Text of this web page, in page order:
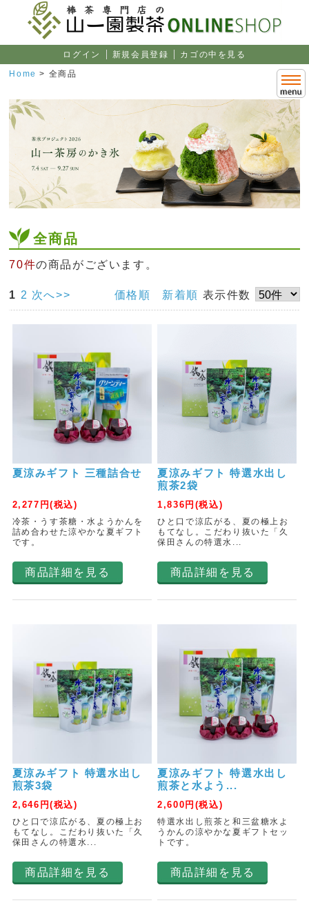
ログイン 新規会員登録
カゴの中を見る
Home > 全商品
全商品
70件の商品がございます。
価格順 新着順 表示件数
1 2 次へ>>
夏涼みギフト 三種詰合せ
2,277 円(税込)
冷茶・うす茶糖・水ようかんを
詰め合わせた涼やかな夏ギフト
です。
商品詳細を見る
夏涼みギフト 特選水出し
煎茶2袋
1,836円(税込)
ひと口で涼広がる、夏の極上お
もてなし。こだわり抜いた「久
保田さんの特選水...
商品詳細を見る
夏涼みギフト 特選水出し
煎茶3袋
2,646 円(税込)
ひと口で涼広がる、夏の極上お
もてなし。こだわり抜いた「久
保田さんの特選水...
商品詳細を見る
夏涼みギフト 特選水出し
煎茶と水よう...
2,600円(税込)
特選水出し煎茶と和三盆糖水よ
うかんの涼やかな夏ギフトセッ
トです。
商品詳細を見る